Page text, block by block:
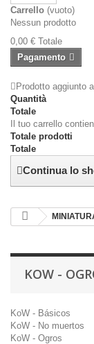
Carrello (vuoto)
Nessun prodotto
0,00 € Totale
Pagamento
Prodotto aggiunto
Quantità
Totale
Il tuo carrello
Totale prodotti
Totale
Continua lo
KOW -
KoW - Básicos
KoW - No muertos
KoW - Ogros